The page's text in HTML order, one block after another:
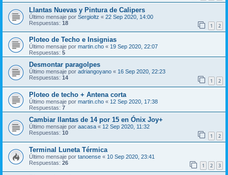
Llantas Nuevas y Pintura de Calipers
Último mensaje por Sergioltz « 22 Sep 2020, 14:00
Respuestas: 18 1 2
Ploteo de Techo e Insignias
Último mensaje por martin.cho « 19 Sep 2020, 22:07
Respuestas: 5
Desmontar paragolpes
Último mensaje por adriangoyano « 16 Sep 2020, 22:23
Respuestas: 14 1 2
Ploteo de techo + Antena corta
Último mensaje por martin.cho « 12 Sep 2020, 17:38
Respuestas: 7
Cambiar llantas de 14 por 15 en Ónix Joy+
Último mensaje por aacasa « 12 Sep 2020, 11:32
Respuestas: 10 1 2
Terminal Luneta Térmica
Último mensaje por tanoense « 10 Sep 2020, 23:41
Respuestas: 26 1 2 3